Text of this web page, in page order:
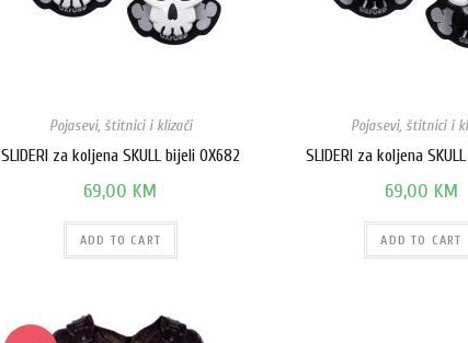
Pojasevi, štitnici i klizači
SLIDERI za koljena SKULL bijeli OX682
69,00 KM
ADD TO CART
Pojasevi, štitnici i
SLIDERI za koljena
69,00 KM
ADD TO CART